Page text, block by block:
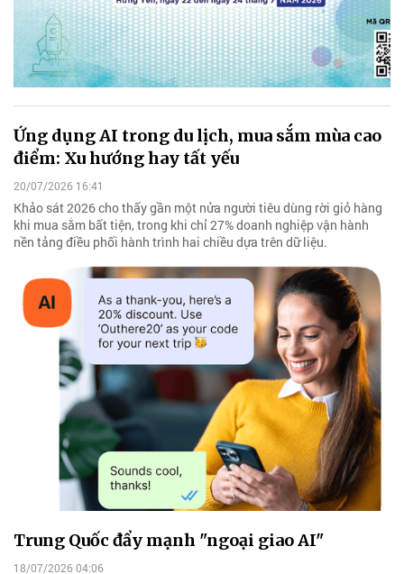
Ứng dụng AI trong du lịch, mua sắm mùa cao
điểm: Xu hướng hay tất yếu
20/07/2026 16:41
Khảo sát 2026 cho thấy gần một nửa người tiêu dùng rời giỏ hàng
khi mua sắm bất tiện, trong khi chỉ 27% doanh nghiệp vận hành
nền tảng điều phối hành trình hai chiều dựa trên dữ liệu.
Trung Quốc đẩy mạnh "ngoại giao AI"
18/07/2026 04:06